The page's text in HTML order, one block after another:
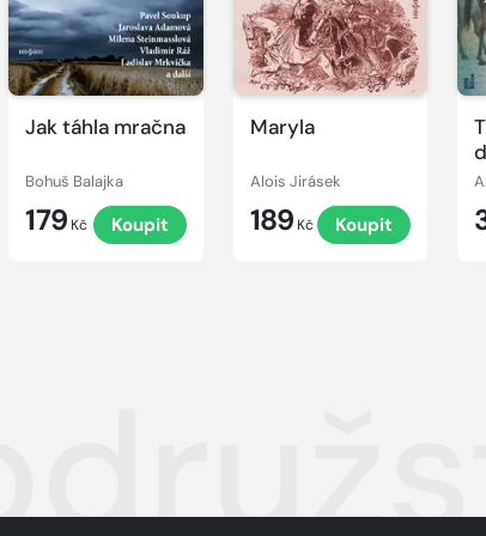
Jak táhla mračna
Bohuš Balajka
179 Kč Koupit
Maryla
Alois Jirásek
189 Kč Koupit